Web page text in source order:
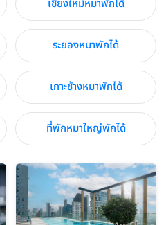
เชียงใหม่หมาพักได้
ระยองหมาพักได้
เกาะช้างหมาพักได้
ที่พักหมาใหญ่พักได้